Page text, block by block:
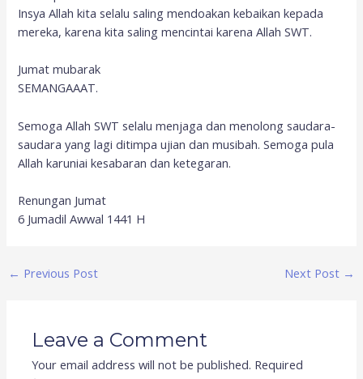
Insya Allah kita selalu saling mendoakan kebaikan kepada
mereka, karena kita saling mencintai karena Allah SWT.
Jumat mubarak
SEMANGAAAT.
Semoga Allah SWT selalu menjaga dan menolong saudara-
saudara yang lagi ditimpa ujian dan musibah. Semoga pula
Allah karuniai kesabaran dan ketegaran.
Renungan Jumat
6 Jumadil Awwal 1441 H
← Previous Post Next Post →
Leave a Comment
Your email address will not be published. Required